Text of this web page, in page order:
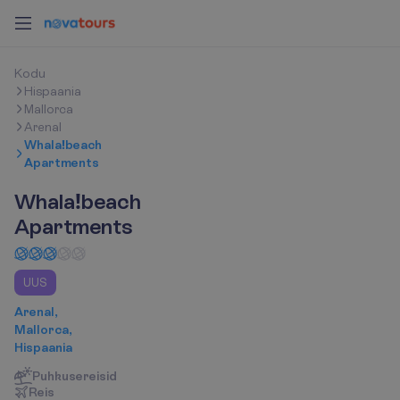
Kodu
Hispaania
Mallorca
Arenal
Whala!beach
Apartments
Whala!beach
Apartments
UUS
Arenal,
Mallorca,
Hispaania
Puhkusereisid
Reis